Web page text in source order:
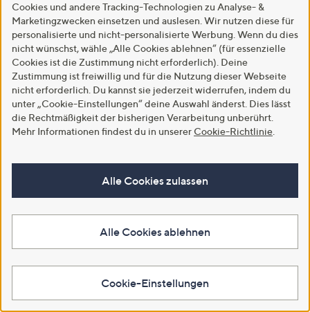
In den Warenkorb In den Warenkorb
ANNA VON GRIESHEIM
In den Warenkorb
Neu
ANNA VON GRIESHEIM
(1)
Q Pay: Zahlung in 6 Raten
Cookies und andere Tracking-Technologien zu Analyse- &
Marketingzwecken einsetzen und auslesen. Wir nutzen diese für
personalisierte und nicht-personalisierte Werbung. Wenn du dies
nicht wünschst, wähle „Alle Cookies ablehnen“ (für essenzielle
Cookies ist die Zustimmung nicht erforderlich). Deine
Zustimmung ist freiwillig und für die Nutzung dieser Webseite
nicht erforderlich. Du kannst sie jederzeit widerrufen, indem du
unter „Cookie-Einstellungen“ deine Auswahl änderst. Dies lässt
die Rechtmäßigkeit der bisherigen Verarbeitung unberührt.
Mehr Informationen findest du in unserer Cookie-Richtlinie
Alle Cookies zulassen
Alle Cookies ablehnen
Cookie-Einstellungen